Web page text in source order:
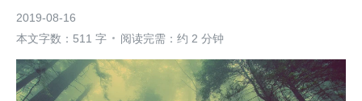
2019-08-16
本文字数：511 字
阅读完需：约 2 分钟